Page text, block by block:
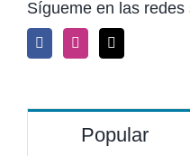
Sígueme en las redes
Popular